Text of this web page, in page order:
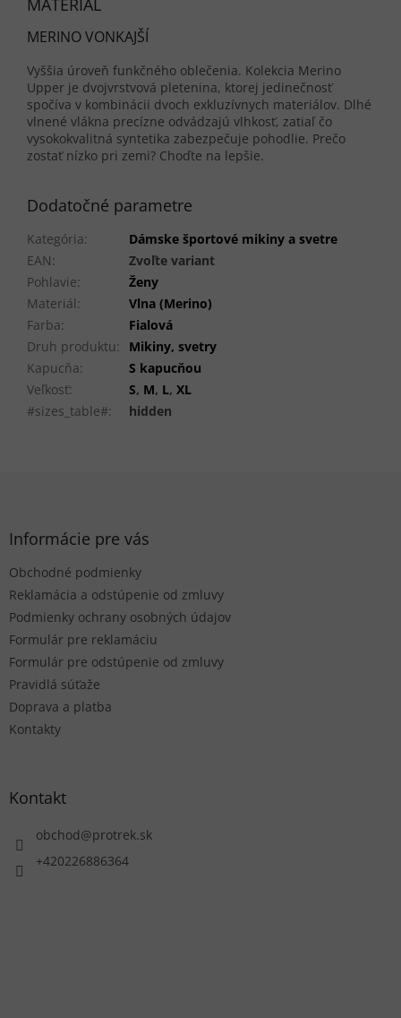
MATERIÁL
MERINO VONKAJŠÍ
Vyššia úroveň funkčného oblečenia. Kolekcia Merino
Upper je dvojvrstvová pletenina, ktorej jedinečnosť
spočíva v kombinácii dvoch exkluzívnych materiálov. Dlhé
vlnené vlákna precízne odvádzajú vlhkosť, zatiaľ čo
vysokokvalitná syntetika zabezpečuje pohodlie. Prečo
zostať nízko pri zemi? Choďte na lepšie.
Dodatočné parametre
Kategória:
Dámske športové mikiny a svetre
EAN:
Zvoľte variant
Pohlavie:
Ženy
Materiál:
Vlna (Merino)
Farba:
Fialová
Druh produktu:
Mikiny, svetry
Kapucňa:
S kapucňou
Veľkosť: S, M, L, XL
#sizes_table#: hidden
Informácie pre vás
Obchodné podmienky
Reklamácia a odstúpenie od zmluvy
Podmienky ochrany osobných údajov
Formulár pre reklamáciu
Formulár pre odstúpenie od zmluvy
Pravidlá súťaže
Doprava a platba
Kontakty
Kontakt
obchod@protrek.sk
+420226886364